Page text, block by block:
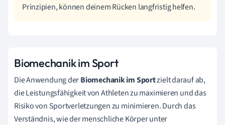
Prinzipien, können deinem Rücken langfristig helfen.
Biomechanik im Sport
Die Anwendung derBiomechanik im Sportzielt darauf ab,
die Leistungsfähigkeit von Athleten zu maximieren und das
Risiko von Sportverletzungen zu minimieren. Durch das
Verständnis, wie der menschliche Körper unter